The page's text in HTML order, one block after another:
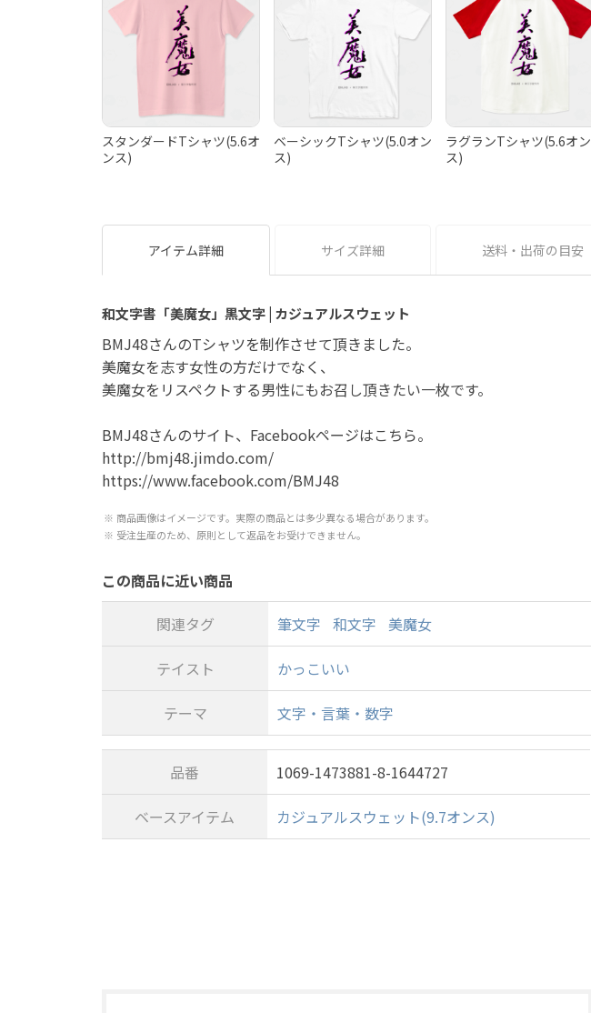
スタンダードTシャツ(5.6オ
ンス)
ベーシックTシャツ(5.0オン
ス)
ラグランTシャツ(5.6オン
ス)
アイテム詳細 サイズ詳細 送料・出荷の目安
和文字書「美魔女」黒文字 | カジュアルスウェット
BMJ48さんのTシャツを制作させて頂きました。
美魔女を志す女性の方だけでなく、
美魔女をリスペクトする男性にもお召し頂きたい一枚です。
BMJ48さんのサイト、Facebookページはこちら。
http://bmj48.jimdo.com/
https://www.facebook.com/BMJ48
商品画像はイメージです。実際の商品とは多少異なる場合があります。
受注生産のため、原則として返品をお受けできません。
この商品に近い商品
関連タグ
筆文字 和文字 美魔女
テイスト かっこいい
テーマ 文字・言葉・数字
品番 1069-1473881-8-1644727
ベースアイテム カジュアルスウェット(9.7オンス)